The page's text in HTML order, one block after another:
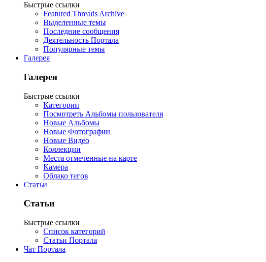
Быстрые ссылки
Featured Threads Archive
Выделенные темы
Последние сообщения
Деятельность Портала
Популярные темы
Галерея
Галерея
Быстрые ссылки
Категории
Посмотреть Альбомы пользователя
Новые Альбомы
Новые Фотографии
Новые Видео
Коллекции
Места отмеченные на карте
Камера
Облако тегов
Статьи
Статьи
Быстрые ссылки
Список категорий
Статьи Портала
Чат Портала